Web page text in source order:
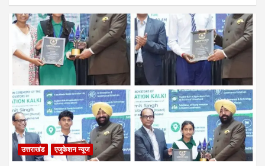
उत्तराखंड एजुकेशन न्‍यूज